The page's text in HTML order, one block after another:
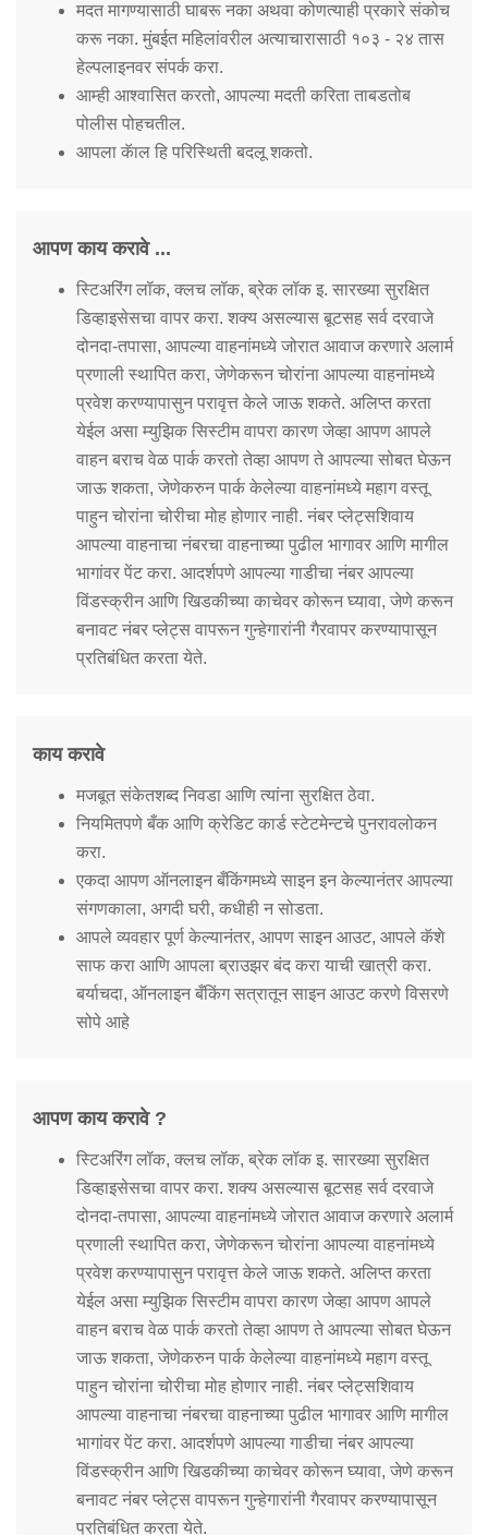
मदत मागण्यासाठी घाबरू नका अथवा कोणत्याही प्रकारे संकोच
करू नका. मुंबईत महिलांवरील अत्याचारासाठी १०३ - २४ तास
हेल्पलाइनवर संपर्क करा.
आम्ही आश्वासित करतो, आपल्या मदती करिता ताबडतोब
पोलीस पोहचतील.
आपला कॅाल हि परिस्थिती बदलू शकतो.
आपण काय करावे ...
स्टिअरिंग लॉक, क्लच लॉक, ब्रेक लॉक इ. सारख्या सुरक्षित
डिव्हाइसेसचा वापर करा. शक्य असल्यास बूटसह सर्व दरवाजे
दोनदा-तपासा, आपल्या वाहनांमध्ये जोरात आवाज करणारे अलार्म
प्रणाली स्थापित करा, जेणेकरून चोरांना आपल्या वाहनांमध्ये
प्रवेश करण्यापासुन परावृत्त केले जाऊ शकते. अलिप्त करता
येईल असा म्युझिक सिस्टीम वापरा कारण जेव्हा आपण आपले
वाहन बराच वेळ पार्क करतो तेव्हा आपण ते आपल्या सोबत घेऊन
जाऊ शकता, जेणेकरुन पार्क केलेल्या वाहनांमध्ये महाग वस्तू
पाहुन चोरांना चोरीचा मोह होणार नाही. नंबर प्लेट्सशिवाय
आपल्या वाहनाचा नंबरचा वाहनाच्या पुढील भागावर आणि मागील
भागांवर पेंट करा. आदर्शपणे आपल्या गाडीचा नंबर आपल्या
विंडस्क्रीन आणि खिडकीच्या काचेवर कोरून घ्यावा, जेणे करून
बनावट नंबर प्लेट्स वापरून गुन्हेगारांनी गैरवापर करण्यापासून
प्रतिबंधित करता येते.
काय करावे
मजबूत संकेतशब्द निवडा आणि त्यांना सुरक्षित ठेवा.
नियमितपणे बँक आणि क्रेडिट कार्ड स्टेटमेन्टचे पुनरावलोकन
करा.
एकदा आपण ऑनलाइन बँकिंगमध्ये साइन इन केल्यानंतर आपल्या
संगणकाला, अगदी घरी, कधीही न सोडता.
आपले व्यवहार पूर्ण केल्यानंतर, आपण साइन आउट, आपले कॅशे
साफ करा आणि आपला ब्राउझर बंद करा याची खात्री करा.
बर्याचदा, ऑनलाइन बँकिंग सत्रातून साइन आउट करणे विसरणे
सोपे आहे
आपण काय करावे ?
स्टिअरिंग लॉक, क्लच लॉक, ब्रेक लॉक इ. सारख्या सुरक्षित
डिव्हाइसेसचा वापर करा. शक्य असल्यास बूटसह सर्व दरवाजे
दोनदा-तपासा, आपल्या वाहनांमध्ये जोरात आवाज करणारे अलार्म
प्रणाली स्थापित करा, जेणेकरून चोरांना आपल्या वाहनांमध्ये
प्रवेश करण्यापासुन परावृत्त केले जाऊ शकते. अलिप्त करता
येईल असा म्युझिक सिस्टीम वापरा कारण जेव्हा आपण आपले
वाहन बराच वेळ पार्क करतो तेव्हा आपण ते आपल्या सोबत घेऊन
जाऊ शकता, जेणेकरुन पार्क केलेल्या वाहनांमध्ये महाग वस्तू
पाहुन चोरांना चोरीचा मोह होणार नाही. नंबर प्लेट्सशिवाय
आपल्या वाहनाचा नंबरचा वाहनाच्या पुढील भागावर आणि मागील
भागांवर पेंट करा. आदर्शपणे आपल्या गाडीचा नंबर आपल्या
विंडस्क्रीन आणि खिडकीच्या काचेवर कोरून घ्यावा, जेणे करून
बनावट नंबर प्लेट्स वापरून गुन्हेगारांनी गैरवापर करण्यापासून
प्रतिबंधित करता येते.